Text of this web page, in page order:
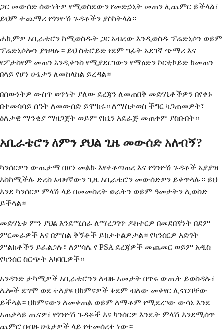
ጋር መውሰድ ሰውነትዎ የሚወስደውን የመድኃኒት መጠን ሊጨምር ይችላል፣
ይህም ተጨማሪ የጎንዮሽ ጉዳቶችን ያስከትላል።
ሐኪምዎ አቢራቴሮን ከሚወስዱት ጋር አብረው እንዲወስዱ ፕሬድኒሶን ወይም
ፕሬድኒሶሎን ያዝዛሉ። ይህ ስቴሮይድ የደም ግፊት አደገኛ ጭማሪ እና
የፖታስየም መጠን እንዲቀንስ የሚያደርገውን የማዕድን ኮርቲኮይድ ከመጠን
በላይ የሆነ ሁኔታን ለመከላከል ይረዳል።
በሰውነትዎ ውስጥ ወጥነት ያለው ደረጃን ለመጠበቅ መድሃኒቶችዎን በየቀኑ
በተመሳሳይ ሰዓት ለመውሰድ ይሞክሩ። ለማስታወስ ችግር ካጋጠመዎት፣
ዕለታዊ ማንቂያ ማዘጋጀት ወይም የክኒን አደራጅ መጠቀም ያስቡበት።
አቢራቴሮን ለምን ያህል ጊዜ መውሰድ አለብኝ?
ካንሰርዎን ውጤታማ በሆነ መልኩ እየተቆጣጠረ እና የጎንዮሽ ጉዳቶች አያያዝ
እስከሚችሉ ድረስ አብዛኛውን ጊዜ አቢራቴሮን መውሰድዎን ይቀጥላሉ። ይህ
እንደ ካንሰርዎ ምላሽ ላይ በመመስረት ወራትን ወይም ዓመታትን ሊወስድ
ይችላል።
መድሃኒቱ ምን ያህል እንደሚሰራ ለማረጋገጥ ዶክተርዎ በመደበኛነት በደም
ምርመራዎች እና በምስል ቅኝቶች ይከታተልዎታል። የካንሰርዎ እድገት
ምልክቶችን ይፈልጋሉ፣ ለምሳሌ የ PSA ደረጃዎች መጨመር ወይም አዲስ
የካንሰር ስርጭት አካባቢዎች።
አንዳንድ ታካሚዎች አቢራቴሮንን ለብዙ አመታት በጥሩ ውጤት ይወስዳሉ፣
ሌሎች ደግሞ ወደ ተለያዩ ህክምናዎች ቀደም ብለው መቀየር ሊኖርባቸው
ይችላል። ህክምናውን ለመቀጠል ወይም ለማቆም የሚደረገው ውሳኔ እንደ
አጠቃላይ ጤናዎ፣ የጎንዮሽ ጉዳቶች እና ካንሰርዎ እንዴት ምላሽ እንደሚሰጥ
ጨምሮ በብዙ ሁኔታዎች ላይ የተመሰረተ ነው።